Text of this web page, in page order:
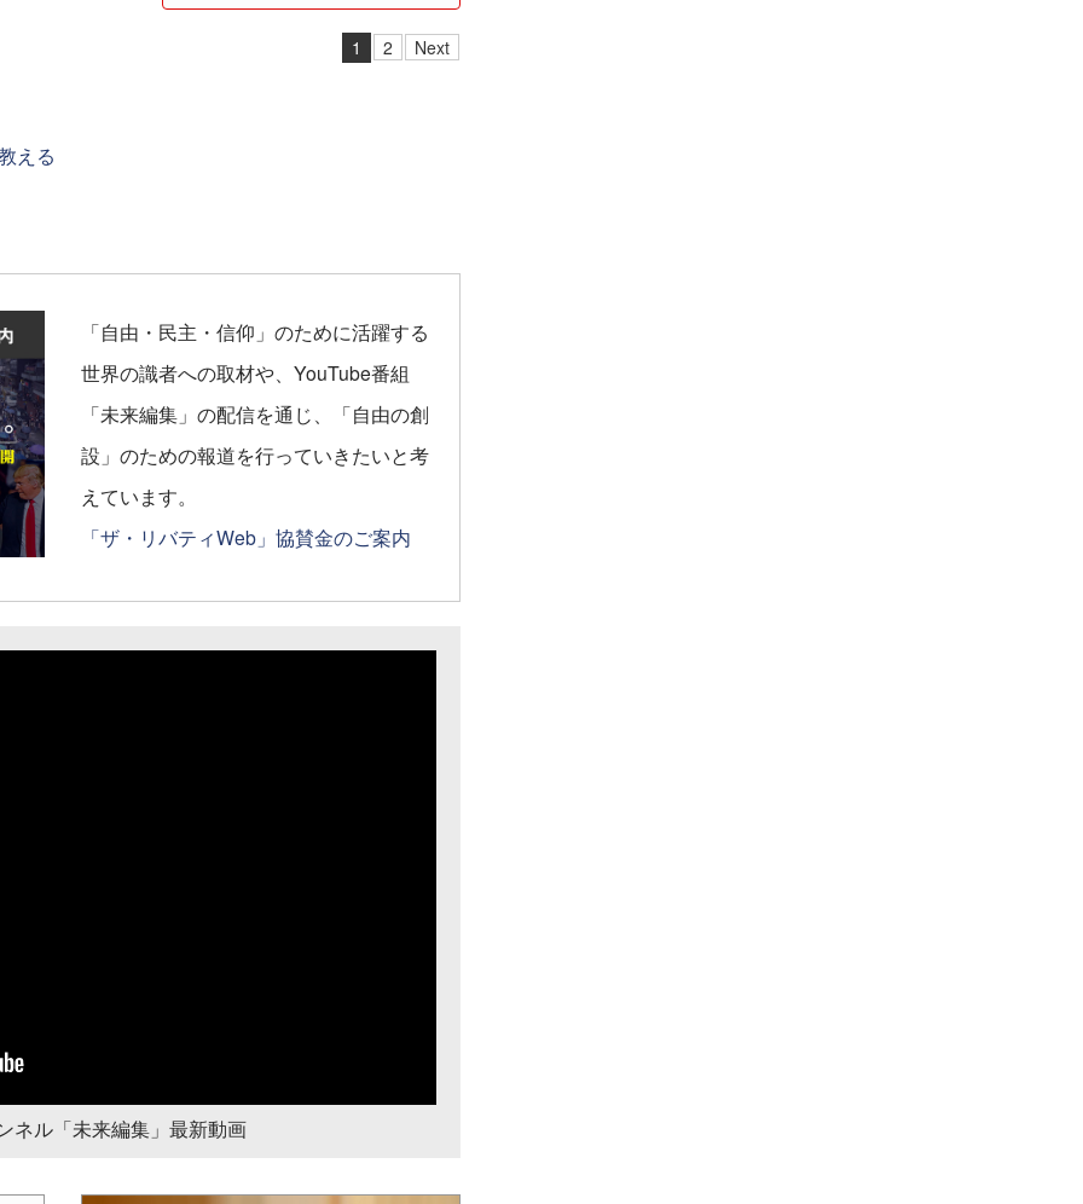
1 2 Next
える
「自由・民主・信仰」のために活躍する
世界の識者への取材や、YouTube番組
「未来編集」の配信を通じ、「自由の創
設」のための報道を行っていきたいと考
えています。
「ザ・リバティWeb」協賛金のご案内
ネル「未来編集」最新動画